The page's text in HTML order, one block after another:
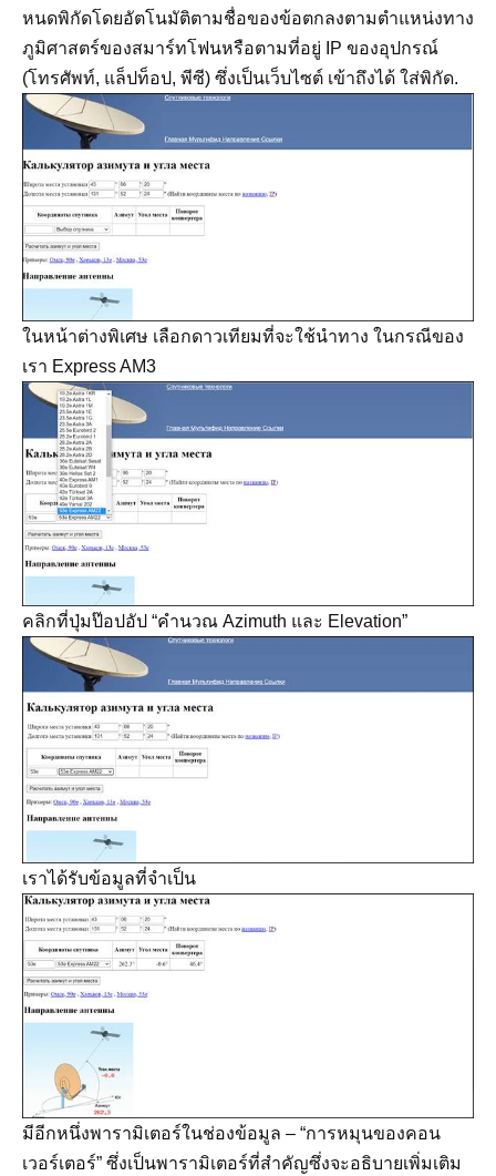
หนดพิกัดโดยอัตโนมัติตามชื่อของข้อตกลงตามตำแหน่งทาง
ภูมิศาสตร์ของสมาร์ทโฟนหรือตามที่อยู่ IP ของอุปกรณ์
(โทรศัพท์, แล็ปท็อป, พีซี) ซึ่งเป็นเว็บไซต์ เข้าถึงได้ ใส่พิกัด.
ในหน้าต่างพิเศษ เลือกดาวเทียมที่จะใช้นำทาง ในกรณีของ
เรา Express AM3
คลิกที่ปุ่มป๊อปอัป “คำนวณ Azimuth และ Elevation”
เราได้รับข้อมูลที่จำเป็น
มีอีกหนึ่งพารามิเตอร์ในช่องข้อมูล – “การหมุนของคอน
เวอร์เตอร์” ซึ่งเป็นพารามิเตอร์ที่สำคัญซึ่งจะอธิบายเพิ่มเติม